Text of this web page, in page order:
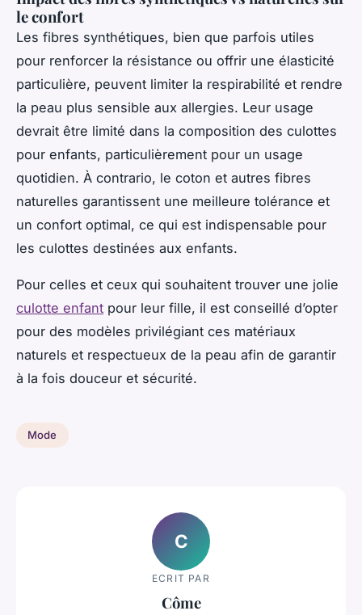
le confort
Les fibres synthétiques, bien que parfois utiles
pour renforcer la résistance ou offrir une élasticité
particulière, peuvent limiter la respirabilité et rendre
la peau plus sensible aux allergies. Leur usage
devrait être limité dans la composition des culottes
pour enfants, particulièrement pour un usage
quotidien. À contrario, le coton et autres fibres
naturelles garantissent une meilleure tolérance et
un confort optimal, ce qui est indispensable pour
les culottes destinées aux enfants.
Pour celles et ceux qui souhaitent trouver une jolie
culotte enfant pour leur fille, il est conseillé d’opter
pour des modèles privilégiant ces matériaux
naturels et respectueux de la peau afin de garantir
à la fois douceur et sécurité.
Mode
C
ECRIT PAR
Côme